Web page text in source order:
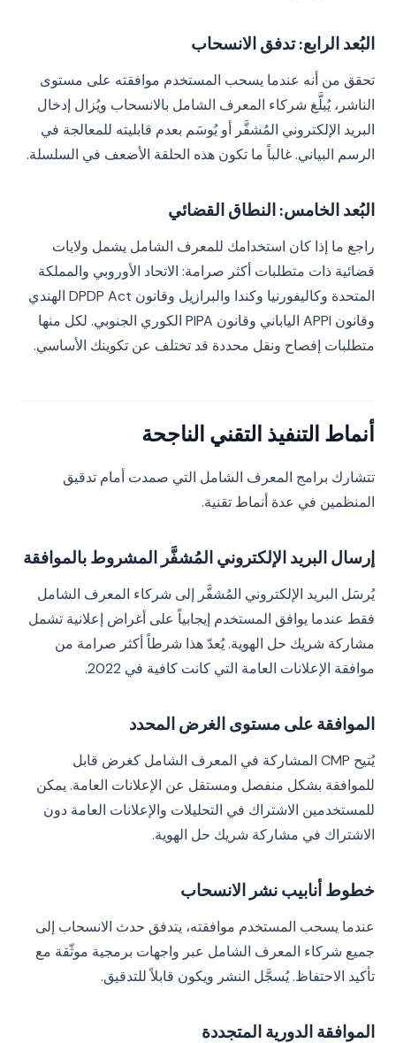
البُعد الرابع: تدفق الانسحاب
تحقق من أنه عندما يسحب المستخدم موافقته على مستوى
الناشر، يُبلَّغ شركاء المعرف الشامل بالانسحاب ويُزال إدخال
البريد الإلكتروني المُشفَّر أو يُوسَم بعدم قابليته للمعالجة في
الرسم البياني. غالباً ما تكون هذه الحلقة الأضعف في السلسلة.
البُعد الخامس: النطاق القضائي
راجع ما إذا كان استخدامك للمعرف الشامل يشمل ولايات
قضائية ذات متطلبات أكثر صرامة: الاتحاد الأوروبي والمملكة
المتحدة وكاليفورنيا وكندا والبرازيل وقانون DPDP Act الهندي
وقانون APPI الياباني وقانون PIPA الكوري الجنوبي. لكل منها
متطلبات إفصاح ونقل محددة قد تختلف عن تكوينك الأساسي.
أنماط التنفيذ التقني الناجحة
تتشارك برامج المعرف الشامل التي صمدت أمام تدقيق
المنظمين في عدة أنماط تقنية.
إرسال البريد الإلكتروني المُشفَّر المشروط بالموافقة
يُرسَل البريد الإلكتروني المُشفَّر إلى شركاء المعرف الشامل
فقط عندما يوافق المستخدم إيجابياً على أغراض إعلانية تشمل
مشاركة شريك حل الهوية. يُعدّ هذا شرطاً أكثر صرامة من
موافقة الإعلانات العامة التي كانت كافية في 2022.
الموافقة على مستوى الغرض المحدد
يُتيح CMP المشاركة في المعرف الشامل كغرض قابل
للموافقة بشكل منفصل ومستقل عن الإعلانات العامة. يمكن
للمستخدمين الاشتراك في التحليلات والإعلانات العامة دون
الاشتراك في مشاركة شريك حل الهوية.
خطوط أنابيب نشر الانسحاب
عندما يسحب المستخدم موافقته، يتدفق حدث الانسحاب إلى
جميع شركاء المعرف الشامل عبر واجهات برمجية موثّقة مع
تأكيد الاحتفاظ. يُسجَّل النشر ويكون قابلاً للتدقيق.
الموافقة الدورية المتجددة